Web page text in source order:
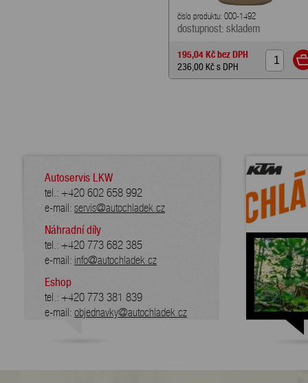
číslo produktu: 000-1492
dostupnost: skladem
195,04 Kčbez DPH
236,00 Kčs DPH
Autoservis LKW
tel.: +420 602 658 992
e-mail: servis@autochladek.cz
Náhradní díly
tel.: +420 773 682 385
e-mail: info@autochladek.cz
Eshop
tel.: +420 773 381 839
e-mail: objednavky@autochladek.cz